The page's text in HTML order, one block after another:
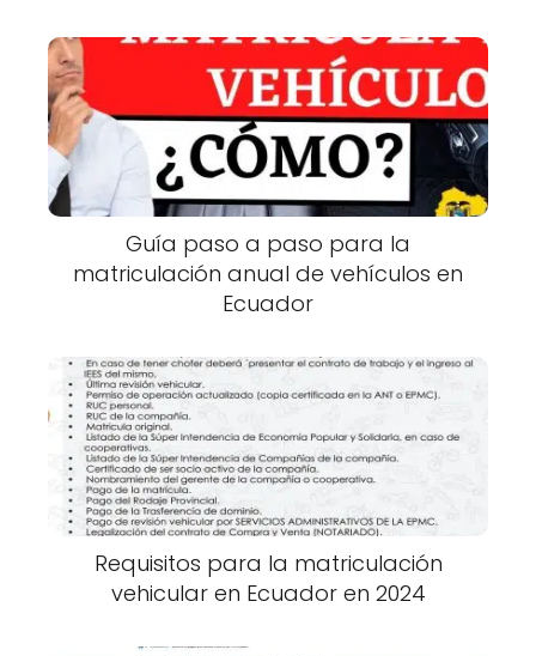
Guía paso a paso para la
matriculación anual de vehículos en
Ecuador
Requisitos para la matriculación
vehicular en Ecuador en 2024